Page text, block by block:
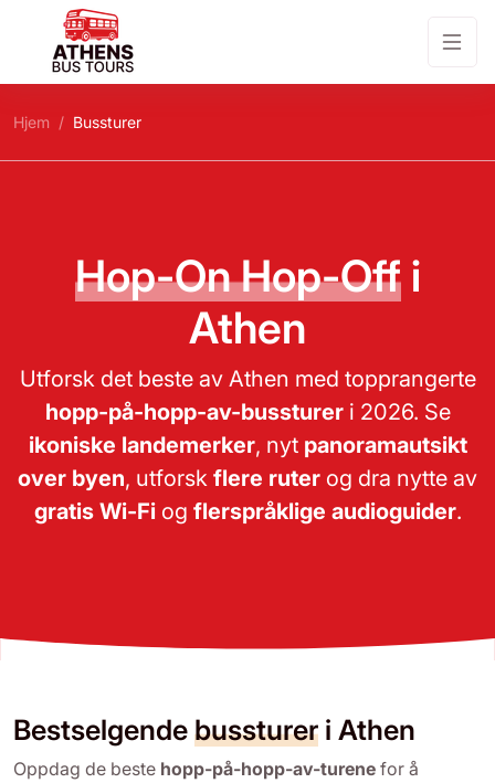
Hjem Bussturer
Hop-On Hop-Offi
Athen
Utforsk det beste av Athen med topprangerte
hopp-på-hopp-av-busstureri 2026. Se
ikoniske landemerker, nyt panoramautsikt
over byen, utforsk flere ruter og dra nytte av
gratis Wi-Fiog flerspråklige audioguider.
Bestselgende bussturer i Athen
Oppdag de beste hopp-på-hopp-av-turene for å